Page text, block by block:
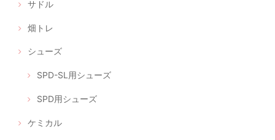
サドル
畑トレ
シューズ
SPD-SL用シューズ
SPD用シューズ
ケミカル